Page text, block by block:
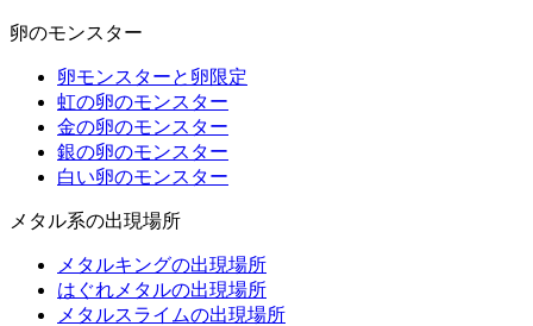
卵のモンスター
卵モンスターと卵限定
虹の卵のモンスター
金の卵のモンスター
銀の卵のモンスター
白い卵のモンスター
メタル系の出現場所
メタルキングの出現場所
はぐれメタルの出現場所
メタルスライムの出現場所